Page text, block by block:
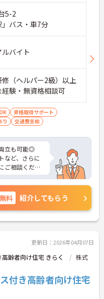
5-2
バス・車7分
バイト
（ヘルパー2級）以上
験・無資格相談可
資格取得サポート
り 交通費支給
立も可能◎
など、さらに
ご相談くださ
無料 紹介してもらう
更新日：2026年04月07日
齢者向け住宅 きらく
株式
付き高齢者向け住宅